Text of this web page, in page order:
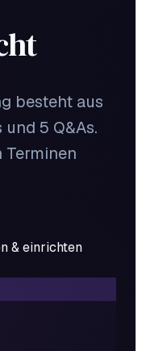
besteht aus
5 Q&As.
Terminen
& einrichten